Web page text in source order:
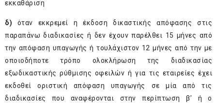
εκκαθάριση
δ) όταν εκκρεμεί η έκδοση δικαστικής απόφασης στις
παραπάνω διαδικασίες ή δεν έχουν παρέλθει 15 μήνες από
την απόφαση υπαγωγής ή τουλάχιστον 12 μήνες από την με
οποιοδήποτε τρόπο ολοκλήρωση της διαδικασίας
εξωδικαστικής ρύθμισης οφειλών ή για τις εταιρείες έχει
εκδοθεί οριστική απόφαση υπαγωγής σε μία από τις
διαδικασίες που αναφέρονται στην περίπτωση β’ ή ο